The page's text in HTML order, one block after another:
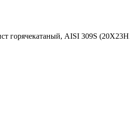
горячекатаный, AISI 309S